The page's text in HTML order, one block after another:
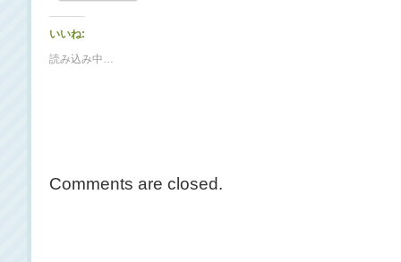
いいね:
読み込み中…
Comments are closed.